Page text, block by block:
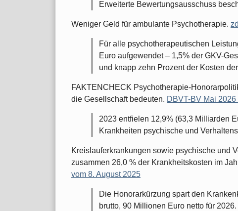
Erweiterte Bewertungsausschuss
Weniger Geld für ambulante Psychotherapie.
Für alle psychotherapeutischen
Euro aufgewendet – 1,5% der GKV-
und knapp zehn Prozent der Kosten
FAKTENCHECK Psychotherapie-
die Gesellschaft bedeuten. DBVT-BV Mai 2026
2023 entfielen 12,9% (63,3 Milliarden
Krankheiten psychische und
Kreislauferkrankungen sowie psychische und
zusammen 26,0 % der Krankheitskosten im
vom 8. August 2025
Die Honorarkürzung spart den
brutto, 90 Millionen Euro netto für